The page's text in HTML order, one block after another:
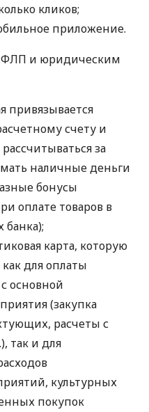
кликов;
приложение.
ФЛП и юридическим
привязывается
счету и
за
наличные деньги
бонусы
оплате товаров в
банка);
карта, которую
для оплаты
основной
(закупка
расчеты с
), так и для
культурных
покупок